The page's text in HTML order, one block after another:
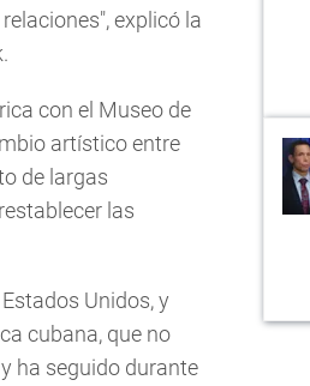
explicó la
con el Museo de
artístico entre
de largas
las
Unidos, y
cubana, que no
ha seguido durante